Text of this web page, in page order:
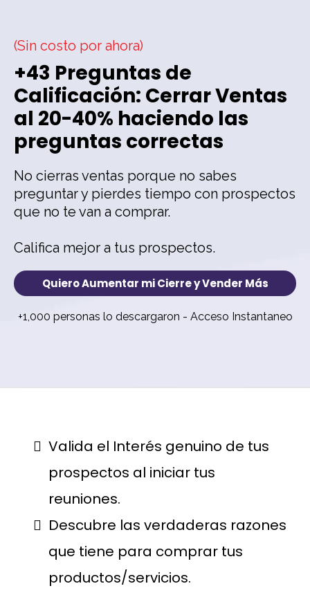
(Sin costo por ahora)
+43 Preguntas de
Calificación: Cerrar Ventas
al 20-40% haciendo las
preguntas correctas
No cierras ventas porque no sabes
preguntar y pierdes tiempo con prospectos
que no te van a comprar.
Califica mejor a tus prospectos.
Quiero Aumentar mi Cierre y Vender Más
+1,000 personas lo descargaron - Acceso Instantaneo
Valida el Interés genuino de tus
prospectos al iniciar tus
reuniones.
Descubre las verdaderas razones
que tiene para comprar tus
productos/servicios.